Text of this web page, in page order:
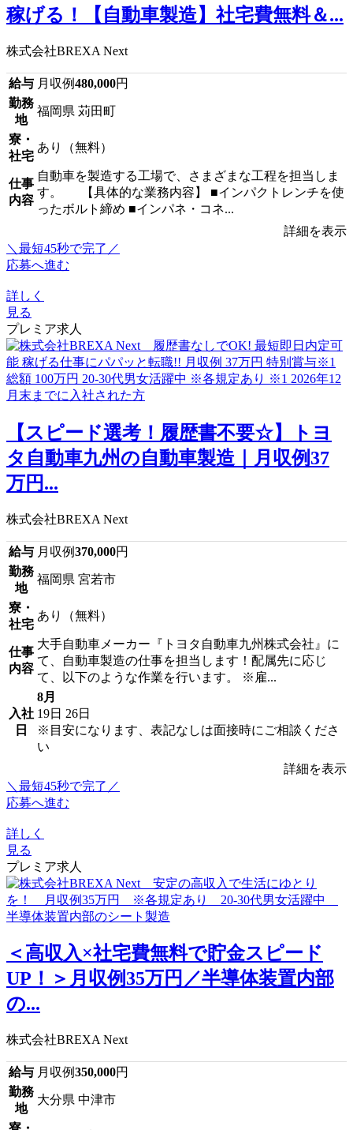
稼げる！【自動車製造】社宅費無料＆...
株式会社BREXA Next
給与 月収例480,000円
勤務
地
福岡県 苅田町
寮・
社宅
あり（無料）
仕事
内容
自動車を製造する工場で、さまざまな工程を担当しま
す。 【具体的な業務内容】 ■インパクトレンチを使
ったボルト締め ■インパネ・コネ...
詳細を表示
＼最短45秒で完了／
応募へ進む
詳しく
見る
プレミア求人
【スピード選考！履歴書不要☆】トヨ
タ自動車九州の自動車製造｜月収例37
万円...
株式会社BREXA Next
給与 月収例370,000円
勤務
地
福岡県 宮若市
寮・
社宅
あり（無料）
仕事
内容
大手自動車メーカー『トヨタ自動車九州株式会社』に
て、自動車製造の仕事を担当します！配属先に応じ
て、以下のような作業を行います。 ※雇...
入社
日
8月
19日 26日
※目安になります、表記なしは面接時にご相談くださ
い
詳細を表示
＼最短45秒で完了／
応募へ進む
詳しく
見る
プレミア求人
＜高収入×社宅費無料で貯金スピード
UP！＞月収例35万円／半導体装置内部
の...
株式会社BREXA Next
給与 月収例350,000円
勤務
地
大分県 中津市